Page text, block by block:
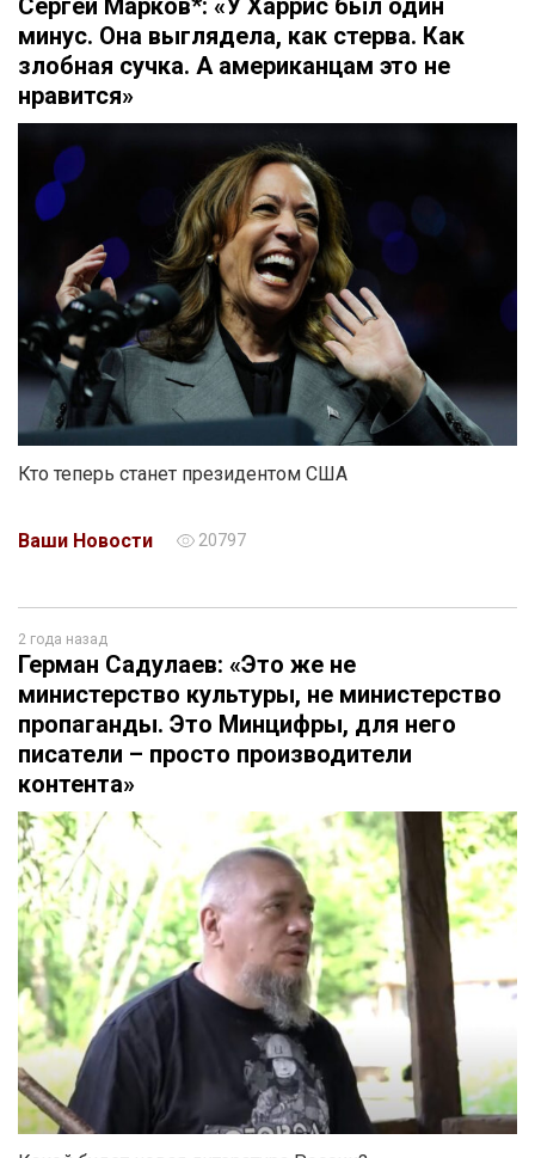
Сергей Марков*: «У Харрис был один
минус. Она выглядела, как стерва. Как
злобная сучка. А американцам это не
нравится»
Кто теперь станет президентом США
Ваши Новости 20797
2 года назад
Герман Садулаев: «Это же не
министерство культуры, не министерство
пропаганды. Это Минцифры, для него
писатели – просто производители
контента»